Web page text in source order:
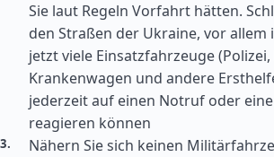
Sie laut Regeln Vorfahrt hätten.
den Straßen der Ukraine, vor allem
jetzt viele Einsatzfahrzeuge (Polizei,
Krankenwagen und andere
jederzeit auf einen Notruf oder
reagieren können
Nähern Sie sich keinen